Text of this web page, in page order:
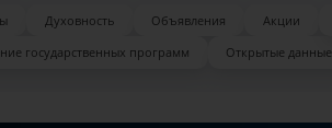
Духовность Объявления Акции
государственных программ Открытые данные